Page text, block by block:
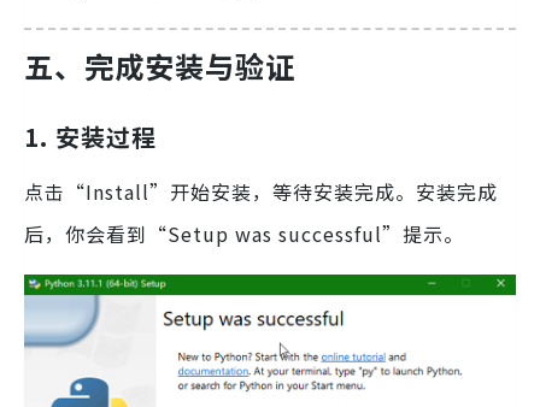
五、完成安装与验证
1. 安装过程
点击“Install”开始安装，等待安装完成。安装完成
后，你会看到“Setup was successful”提示。